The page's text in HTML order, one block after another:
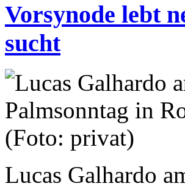
Vorsynode lebt
sucht
Lucas Galhardo